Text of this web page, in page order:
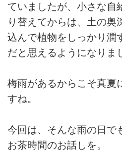
ていましたが、小さな自
り替えてからは、土の奥
込んで植物をしっかり潤
だと思えるようになりま
梅雨があるからこそ真夏
すね。
今回は、そんな雨の日で
お茶時間のお話しを。